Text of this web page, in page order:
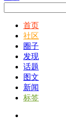
首页
社区
圈子
发现
话题
图文
新闻
标签